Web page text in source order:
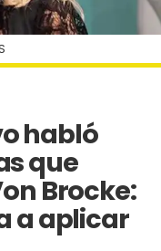
habló
que
Brocke:
a aplicar